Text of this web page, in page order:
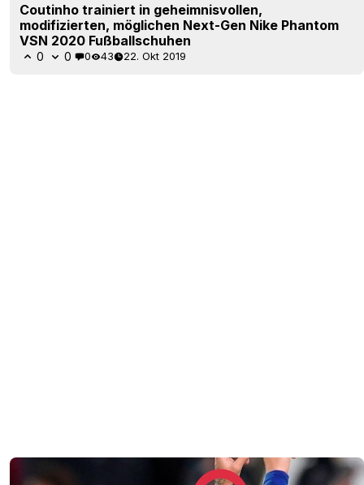
Coutinho trainiert in geheimnisvollen,
modifizierten, möglichen Next-Gen Nike Phantom
VSN 2020 Fußballschuhen
0 0 0 43 22. Okt 2019